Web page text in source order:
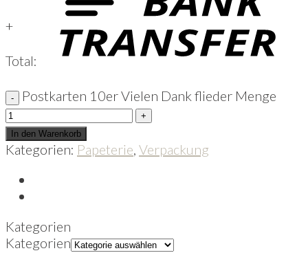
+
Total:
Postkarten 10er Vielen Dank flieder Menge
In den Warenkorb
Kategorien: Papeterie Verpackung
Kategorien
Kategorien